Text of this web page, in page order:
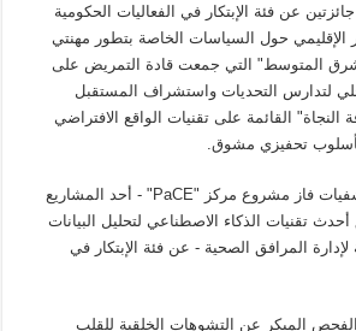
عن فئة الإبتكار في الفعاليات الحكومية
الإقليمي حول السياسات الخاصة بتطور مهنتي
المتوسط" التي جمعت قادة التمريض على
لتدارس التحديات واستشراف المستقبل
القائمة على تقنيات الواقع الافتراضي
بأسلوب تحفيزي مشوق.
وفي مجال إدارة المستشفيات فاز مشروع مركز "PaCE" - أحد المشاريع
تقنيات الذكاء الاصطناعي لتحليل البيانات
لإدارة المرافق الصحية - عن فئة الإبتكار في
المبكر عن التشوهات الخلقية للقلب